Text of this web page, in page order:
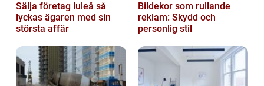
Sälja företag luleå så
lyckas ägaren med sin
största affär
Bildekor som rullande
reklam: Skydd och
personlig stil